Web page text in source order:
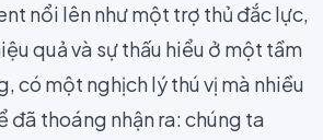
nổi lên như một trợ thủ đắc lực,
quả và sự thấu hiểu ở một tầm
có một nghịch lý thú vị mà nhiều
đã thoáng nhận ra: chúng ta